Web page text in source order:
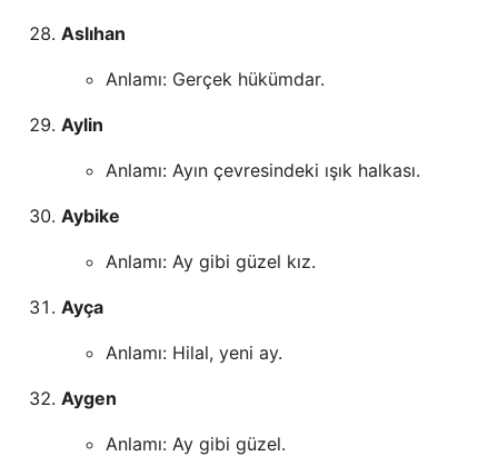
Aslıhan
Anlamı: Gerçek hükümdar.
Aylin
Anlamı: Ayın çevresindeki ışık halkası.
Aybike
Anlamı: Ay gibi güzel kız.
Ayça
Anlamı: Hilal, yeni ay.
Aygen
Anlamı: Ay gibi güzel.